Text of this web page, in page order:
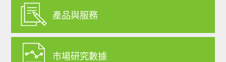
產品與服務
市場研究數據